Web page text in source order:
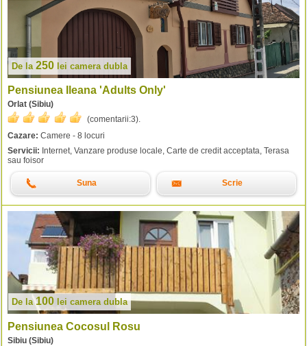
De la 250 lei camera dubla
Pensiunea Ileana 'Adults Only'
Orlat (Sibiu)
(comentarii:3).
Cazare: Camere - 8 locuri
Servicii: Internet, Vanzare produse locale, Carte de credit acceptata, Terasa
sau foisor
Suna Scrie
De la100 lei camera dubla
Pensiunea Cocosul Rosu
Sibiu (Sibiu)